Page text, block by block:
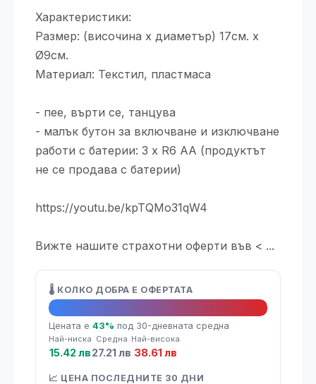
Характеристики:
Размер: (височина x диаметър) 17см. x
Ø9см.
Материал: Текстил, пластмаса
- пее, върти се, танцува
- малък бутон за включване и изключване
работи с батерии: 3 x R6 AA (продуктът
не се продава с батерии)
https://youtu.be/kpTQMo31qW4
Вижте нашите страхотни оферти във < ...
🌡️ КОЛКО ДОБРА Е ОФЕРТАТА
🔥 Топ оферта
Цената е 43% под 30-дневната средна
Най-ниска
15.42 лв
Средна
27.21 лв
Най-висока
38.61 лв
📈 ЦЕНА ПОСЛЕДНИТЕ 30 ДНИ